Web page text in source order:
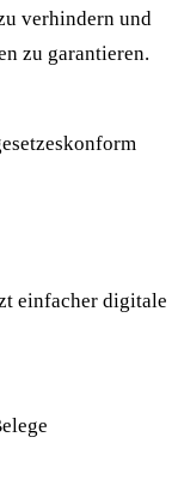
verhindern und
zu garantieren.
einfacher digitale